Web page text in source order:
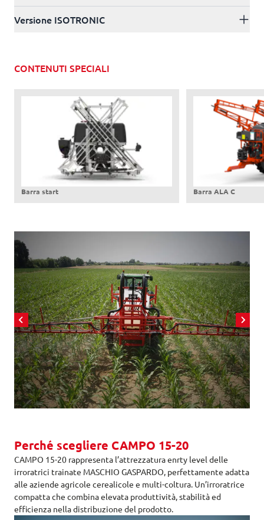
Versione ISOTRONIC
CONTENUTI SPECIALI
Barra start Barra ALA C
Perché scegliere CAMPO 15-20
CAMPO 15-20 rappresenta l’attrezzatura enrty level delle
irroratrici trainate MASCHIO GASPARDO, perfettamente adatta
alle aziende agricole cerealicole e multi-coltura. Un’irroratrice
compatta che combina elevata produttività, stabilità ed
efficienza nella distribuzione del prodotto.